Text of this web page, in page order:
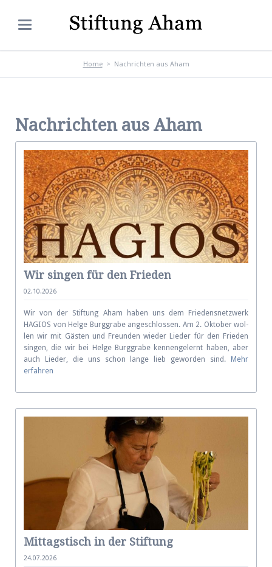
Home Nachrichten aus Aham
Nachrichten aus Aham
Wir singen für den Frieden
02.10.2026
Wir von der Stiftung Aham ha­ben uns dem Friedens­netz­werk
HAGIOS von Helge Burg­grabe an­ge­schlos­sen. Am 2. Ok­to­ber wol­
len wir mit Gä­sten und Freun­den wieder Lie­der für den Frie­den
sin­gen, die wir bei Helge Burg­grabe ken­nen­ge­lernt ha­ben, aber
auch Lie­der, die uns schon lan­ge lieb ge­wor­den sind.
Mehr
erfahren
Mittagstisch in der Stiftung
24.07.2026